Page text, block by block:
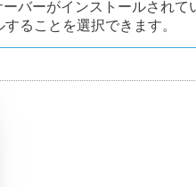
ーバーがインストールされ
ることを選択できます。